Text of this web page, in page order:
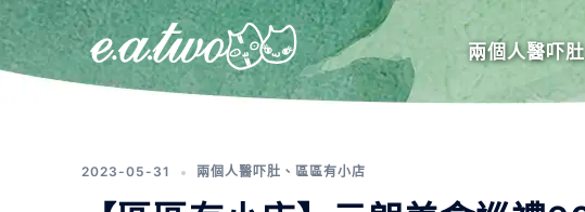
兩個人醫吓肚
2023-05-31 兩個人醫吓肚 、 區區有小店